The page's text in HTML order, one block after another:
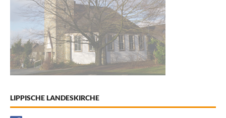
LIPPISCHE LANDESKIRCHE